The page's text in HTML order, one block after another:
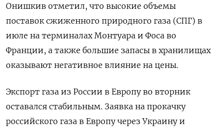
Онишкив отметил, что высокие объемы
поставок сжиженного природного газа (СПГ) в
июле на терминалах Монтуара и Фоса во
Франции, а также большие запасы в хранилищах
оказывают негативное влияние на цены.
Экспорт газа из России в Европу во вторник
оставался стабильным. Заявка на прокачку
российского газа в Европу через Украину и